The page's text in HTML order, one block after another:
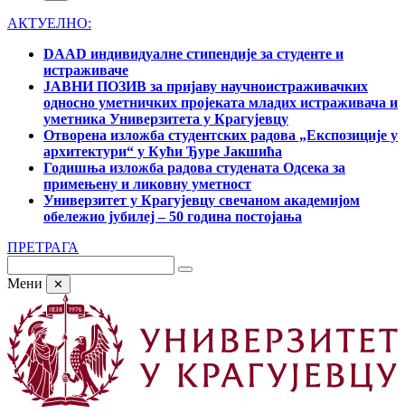
АКТУЕЛНО:
DAAD индивидуалне стипендије за студенте и
истраживаче
ЈАВНИ ПОЗИВ за пријаву научноистраживачких
односно уметничких пројеката младих истраживача и
уметника Универзитета у Крагујевцу
Отворена изложба студентских радова „Експозиције у
архитектури“ у Кући Ђуре Јакшића
Годишња изложба радова студената Одсека за
примењену и ликовну уметност
Универзитет у Крагујевцу свечаном академијом
обележио јубилеј – 50 година постојања
ПРЕТРАГА
Мени ✕